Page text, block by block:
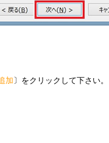
加 〕をクリックして下さい。